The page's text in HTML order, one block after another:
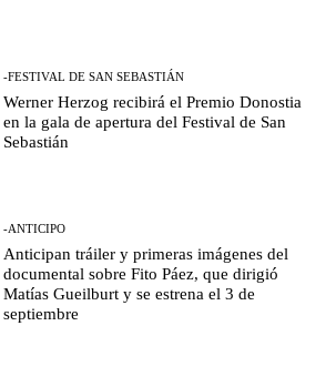
-FESTIVAL DE SAN SEBASTIÁN
Werner Herzog recibirá el Premio Donostia
en la gala de apertura del Festival de San
Sebastián
-ANTICIPO
Anticipan tráiler y primeras imágenes del
documental sobre Fito Páez, que dirigió
Matías Gueilburt y se estrena el 3 de
septiembre